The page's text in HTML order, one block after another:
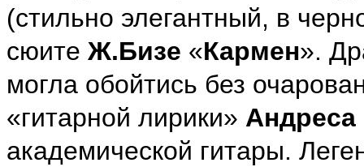
(стильно элегантный, в
сюите Ж.Бизе «Кармен».
могла обойтись без
«гитарной лирики» Андреса
академической гитары.